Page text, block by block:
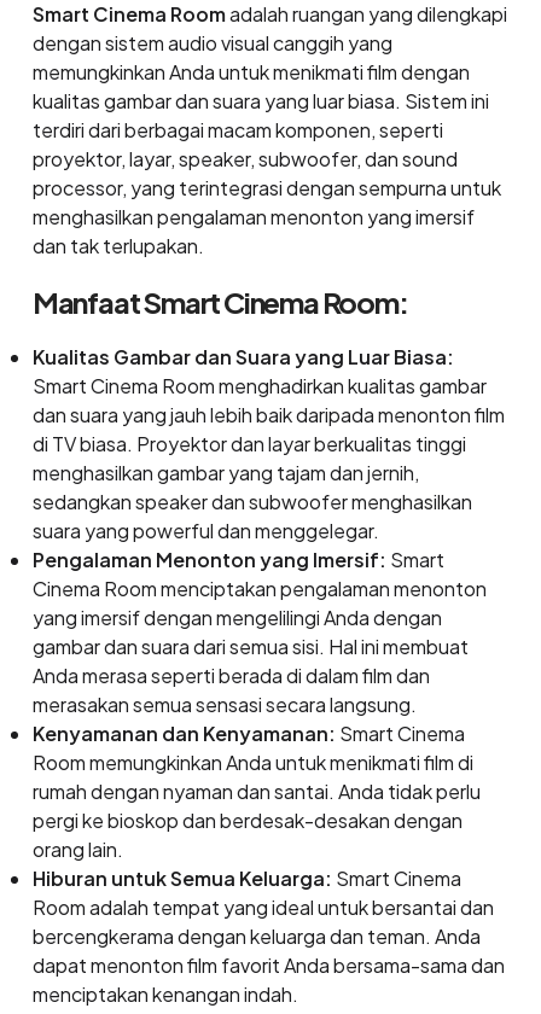
Smart Cinema Roomadalah ruangan yang dilengkapi
dengan sistem audio visual canggih yang
memungkinkan Anda untuk menikmati film dengan
kualitas gambar dan suara yang luar biasa. Sistem ini
terdiri dari berbagai macam komponen, seperti
proyektor, layar, speaker, subwoofer, dan sound
processor, yang terintegrasi dengan sempurna untuk
menghasilkan pengalaman menonton yang imersif
dan tak terlupakan.
Manfaat Smart Cinema Room:
Kualitas Gambar dan Suara yang Luar Biasa:
Smart Cinema Room menghadirkan kualitas gambar
dan suara yang jauh lebih baik daripada menonton film
di TV biasa. Proyektor dan layar berkualitas tinggi
menghasilkan gambar yang tajam dan jernih,
sedangkan speaker dan subwoofer menghasilkan
suara yang powerful dan menggelegar.
Pengalaman Menonton yang Imersif: Smart
Cinema Room menciptakan pengalaman menonton
yang imersif dengan mengelilingi Anda dengan
gambar dan suara dari semua sisi. Hal ini membuat
Anda merasa seperti berada di dalam film dan
merasakan semua sensasi secara langsung.
Kenyamanan dan Kenyamanan: Smart Cinema
Room memungkinkan Anda untuk menikmati film di
rumah dengan nyaman dan santai. Anda tidak perlu
pergi ke bioskop dan berdesak-desakan dengan
orang lain.
Hiburan untuk Semua Keluarga: Smart Cinema
Room adalah tempat yang ideal untuk bersantai dan
bercengkerama dengan keluarga dan teman. Anda
dapat menonton film favorit Anda bersama-sama dan
menciptakan kenangan indah.